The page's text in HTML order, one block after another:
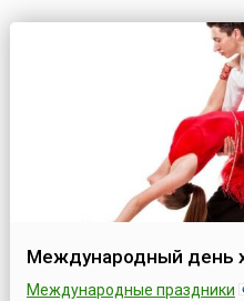
Международный день
Международные праздники